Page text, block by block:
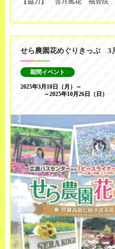
せら農園花めぐりきっぷ 3
期間イベント
2025年3月10日（月）～
～2025年10月26日（日）